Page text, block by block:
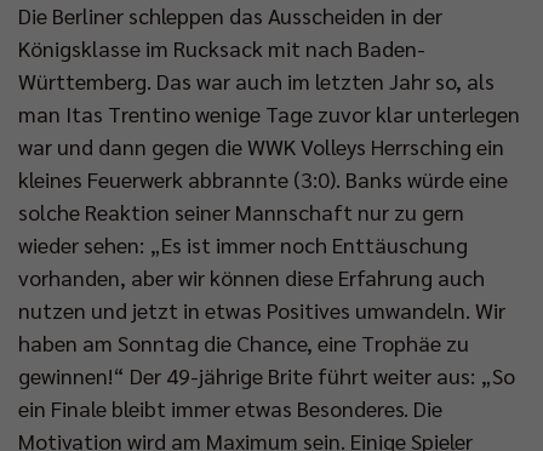
Die Berliner schleppen das Ausscheiden in der
Königsklasse im Rucksack mit nach Baden-
Württemberg. Das war auch im letzten Jahr so, als
man Itas Trentino wenige Tage zuvor klar unterlegen
war und dann gegen die WWK Volleys Herrsching ein
kleines Feuerwerk abbrannte (3:0). Banks würde eine
solche Reaktion seiner Mannschaft nur zu gern
wieder sehen: „Es ist immer noch Enttäuschung
vorhanden, aber wir können diese Erfahrung auch
nutzen und jetzt in etwas Positives umwandeln. Wir
haben am Sonntag die Chance, eine Trophäe zu
gewinnen!“ Der 49-jährige Brite führt weiter aus: „So
ein Finale bleibt immer etwas Besonderes. Die
Motivation wird am Maximum sein. Einige Spieler